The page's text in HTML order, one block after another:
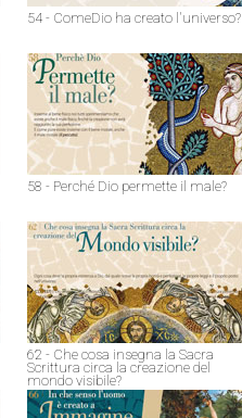
54 - ComeDio ha creato l'universo?
58 - Perché Dio permette il male?
62 - Che cosa insegna la Sacra
Scrittura circa la creazione del
mondo visibile?